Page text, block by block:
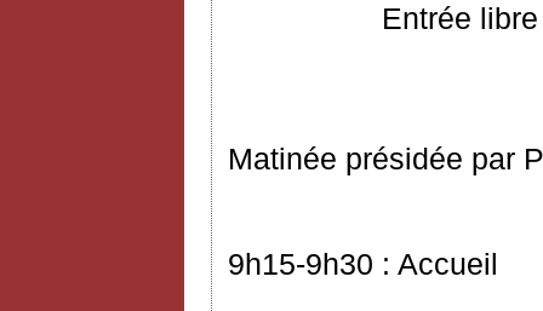
Entrée
Matinée présidée par
9h15-9h30 : Accueil